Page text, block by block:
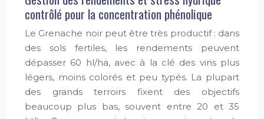
contrôlé pour la concentration phénolique
Le Grenache noir peut être très productif : dans
des sols fertiles, les rendements peuvent
dépasser 60 hl/ha, avec à la clé des vins plus
légers, moins colorés et peu typés. La plupart
des grands terroirs fixent des objectifs
beaucoup plus bas, souvent entre 20 et 35